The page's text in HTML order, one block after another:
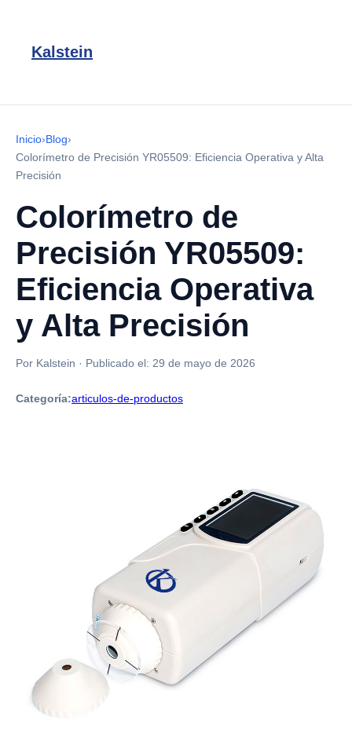
Kalstein
Inicio›Blog›
Colorímetro de Precisión YR05509: Eficiencia Operativa y Alta
Precisión
Colorímetro de
Precisión YR05509:
Eficiencia Operativa
y Alta Precisión
Por Kalstein · Publicado el: 29 de mayo de 2026
Categoría:articulos-de-productos